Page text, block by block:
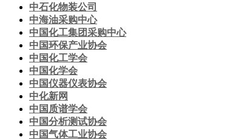
中石化物装公司
中海油采购中心
中国化工集团采购中心
中国环保产业协会
中国化工学会
中国化学会
中国仪器仪表协会
中化新网
中国质谱学会
中国分析测试协会
中国气体工业协会